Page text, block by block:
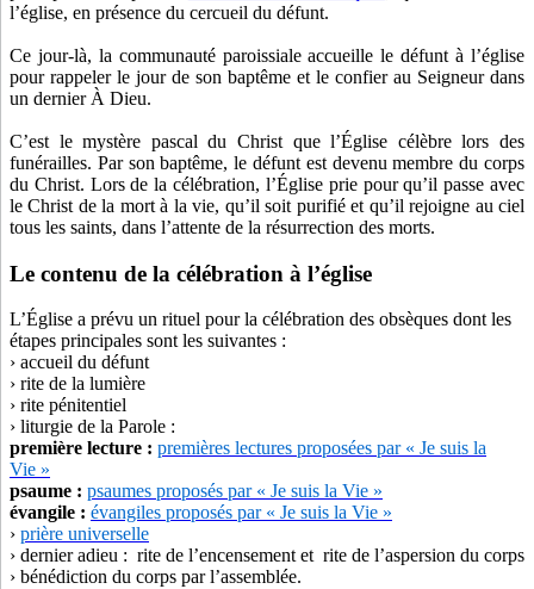
l’église, en présence du cercueil du défunt.
Ce jour-là, la communauté paroissiale accueille le défunt à l’église
pour rappeler le jour de son baptême et le confier au Seigneur dans
un dernier À Dieu.
C’est le mystère pascal du Christ que l’Église célèbre lors des
funérailles. Par son baptême, le défunt est devenu membre du corps
du Christ. Lors de la célébration, l’Église prie pour qu’il passe avec
le Christ de la mort à la vie, qu’il soit purifié et qu’il rejoigne au ciel
tous les saints, dans l’attente de la résurrection des morts.
Le contenu de la célébration à l’église
L’Église a prévu un rituel pour la célébration des obsèques dont les
étapes principales sont les suivantes :
› accueil du défunt
› rite de la lumière
› rite pénitentiel
› liturgie de la Parole :
première lecture : premières lectures proposées par « Je suis la
Vie »
psaume : psaumes proposés par « Je suis la Vie »
évangile : évangiles proposés par « Je suis la Vie »
› prière universelle
› dernier adieu : rite de l’encensement et rite de l’aspersion du corps
› bénédiction du corps par l’assemblée.